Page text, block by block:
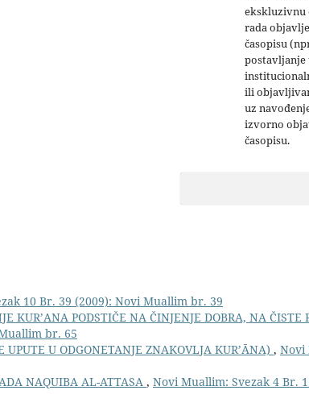
rada
časopisu
postavljanje
ili
uz
izvorno
časopisu.
10 Br. 39 (2009): Novi Muallim br. 39
KUR’ANA PODSTIČE NA ČINJENJE DOBRA, NA ČISTE
br. 65
U ODGONETANJE ZNAKOVLJA KUR’ĀNA) , Novi
NAQUIBA AL-ATTASA , Novi Muallim: Svezak 4 Br.